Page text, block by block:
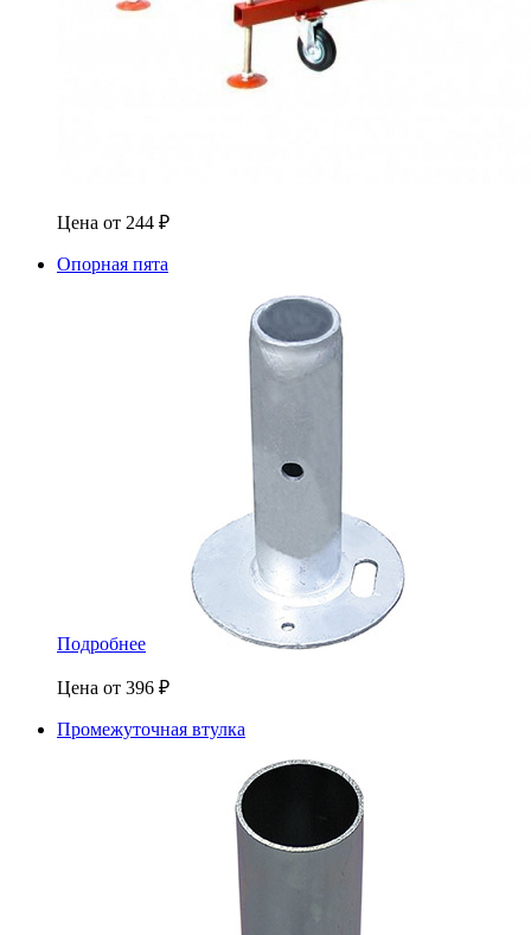
Цена от 244 ₽
Опорная пята
Подробнее
Цена от 396 ₽
Промежуточная втулка